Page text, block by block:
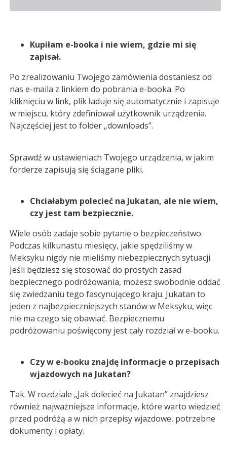
Kupiłam e-booka i nie wiem, gdzie mi się
zapisał.
Po zrealizowaniu Twojego zamówienia dostaniesz od
nas e-maila z linkiem do pobrania e-booka. Po
kliknięciu w link, plik ładuje się automatycznie i zapisuje
w miejscu, który zdefiniował użytkownik urządzenia.
Najczęściej jest to folder „downloads”.
Sprawdź w ustawieniach Twojego urządzenia, w jakim
forderze zapisują się ściągane pliki.
Chciałabym polecieć na Jukatan, ale nie wiem,
czy jest tam bezpiecznie.
Wiele osób zadaje sobie pytanie o bezpieczeństwo.
Podczas kilkunastu miesięcy, jakie spędziliśmy w
Meksyku nigdy nie mieliśmy niebezpiecznych sytuacji.
Jeśli będziesz się stosować do prostych zasad
bezpiecznego podróżowania, możesz swobodnie oddać
się zwiedzaniu tego fascynującego kraju. Jukatan to
jeden z najbezpieczniejszych stanów w Meksyku, więc
nie ma czego się obawiać. Bezpiecznemu
podróżowaniu poświęcony jest cały rozdział w e-booku.
Czy w e-booku znajdę informacje o przepisach
wjazdowych na Jukatan?
Tak. W rozdziale „Jak dolecieć na Jukatan” znajdziesz
również najważniejsze informacje, które warto wiedzieć
przed podróżą a w nich przepisy wjazdowe, potrzebne
dokumenty i opłaty.